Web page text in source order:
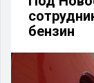
бензин